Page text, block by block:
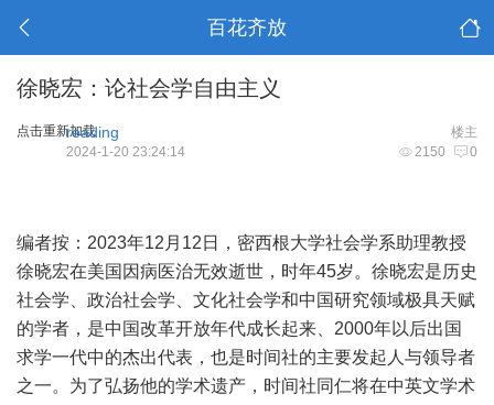
百花齐放
徐晓宏：论社会学自由主义
点击重新加载 楼主
reading
2150 0
2024-1-20 23:24:14
编者按：2023年12月12日，密西根大学社会学系助理教授
徐晓宏在美国因病医治无效逝世，时年45岁。徐晓宏是历史
社会学、政治社会学、文化社会学和中国研究领域极具天赋
的学者，是中国改革开放年代成长起来、2000年以后出国
求学一代中的杰出代表，也是时间社的主要发起人与领导者
之一。为了弘扬他的学术遗产，时间社同仁将在中英文学术